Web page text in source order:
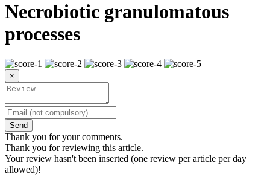
Necrobiotic granulomatous
processes
×
Send
Thank you for your comments.
Thank you for reviewing this article.
Your review hasn't been inserted (one review per article per day
allowed)!